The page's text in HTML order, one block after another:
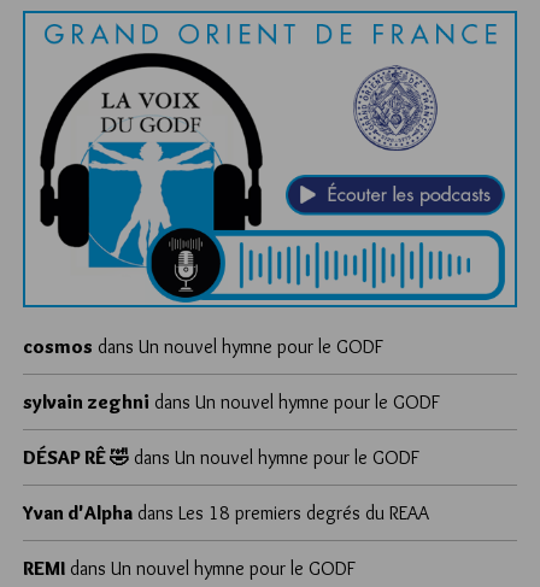
cosmos dans Un nouvel hymne pour le GODF
sylvain zeghni dans Un nouvel hymne pour le GODF
DÉSAP RÊ 🤣 dans Un nouvel hymne pour le GODF
Yvan d'Alpha dans Les 18 premiers degrés du REAA
REMI dans Un nouvel hymne pour le GODF